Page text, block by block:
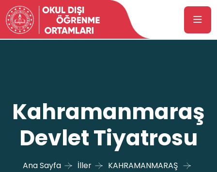
Kahramanmaraş
Devlet Tiyatrosu
Ana Sayfa İller
KAHRAMANMARAŞ